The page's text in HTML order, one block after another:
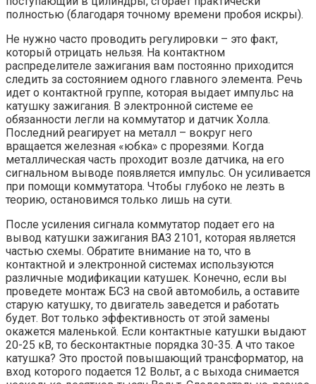
полностью (благодаря точному времени пробоя искры).
Не нужно часто проводить регулировки – это факт,
который отрицать нельзя. На контактном
распределителе зажигания вам постоянно приходится
следить за состоянием одного главного элемента. Речь
идет о контактной группе, которая выдает импульс на
катушку зажигания. В электронной системе ее
обязанности легли на коммутатор и датчик Холла.
Последний реагирует на металл – вокруг него
вращается железная «юбка» с прорезями. Когда
металлическая часть проходит возле датчика, на его
сигнальном выводе появляется импульс. Он усиливается
при помощи коммутатора. Чтобы глубоко не лезть в
теорию, остановимся только лишь на сути.
После усиления сигнала коммутатор подает его на
вывод катушки зажигания ВАЗ 2101, которая является
частью схемы. Обратите внимание на то, что в
контактной и электронной системах используются
различные модификации катушек. Конечно, если вы
проведете монтаж БСЗ на свой автомобиль, а оставите
старую катушку, то двигатель заведется и работать
будет. Вот только эффективность от этой замены
окажется маленькой. Если контактные катушки выдают
20-25 кВ, то бесконтактные порядка 30-35. А что такое
катушка? Это простой повышающий трансформатор, на
вход которого подается 12 Вольт, а с выхода снимается